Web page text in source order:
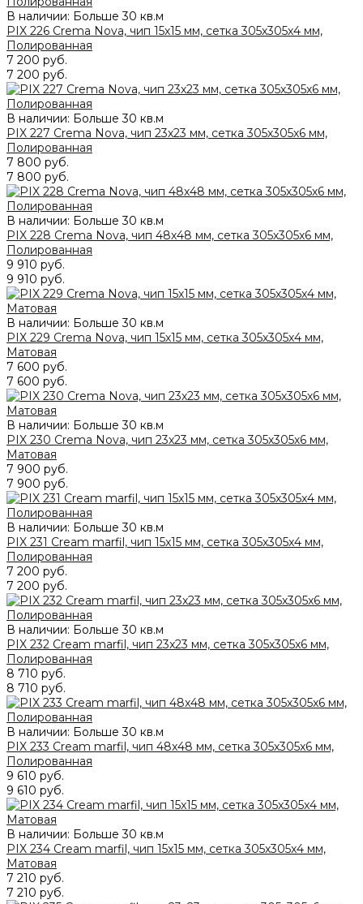
В наличии: Больше 30 кв.м
PIX 226 Crema Nova, чип 15х15 мм, сетка 305х305х4 мм,
Полированная
7 200 руб.
7 200 руб.
В наличии: Больше 30 кв.м
PIX 227 Crema Nova, чип 23х23 мм, сетка 305х305х6 мм,
Полированная
7 800 руб.
7 800 руб.
В наличии: Больше 30 кв.м
PIX 228 Crema Nova, чип 48х48 мм, сетка 305х305х6 мм,
Полированная
9 910 руб.
9 910 руб.
В наличии: Больше 30 кв.м
PIX 229 Crema Nova, чип 15х15 мм, сетка 305х305х4 мм,
Матовая
7 600 руб.
7 600 руб.
В наличии: Больше 30 кв.м
PIX 230 Crema Nova, чип 23х23 мм, сетка 305х305х6 мм,
Матовая
7 900 руб.
7 900 руб.
В наличии: Больше 30 кв.м
PIX 231 Cream marfil, чип 15x15 мм, сетка 305х305x4 мм,
Полированная
7 200 руб.
7 200 руб.
В наличии: Больше 30 кв.м
PIX 232 Cream marfil, чип 23x23 мм, сетка 305х305x6 мм,
Полированная
8 710 руб.
8 710 руб.
В наличии: Больше 30 кв.м
PIX 233 Cream marfil, чип 48x48 мм, сетка 305х305x6 мм,
Полированная
9 610 руб.
9 610 руб.
В наличии: Больше 30 кв.м
PIX 234 Cream marfil, чип 15x15 мм, сетка 305х305x4 мм,
Матовая
7 210 руб.
7 210 руб.